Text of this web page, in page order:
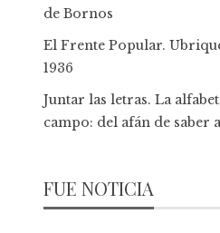
de Bornos
El Frente Popular.
1936
Juntar las letras. La
campo: del afán de saber
FUE NOTICIA